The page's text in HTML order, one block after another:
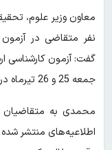
نفر متقاضی در آزمون
جمعه 25 و 26 تیرماه در سراسر کشور برگزار خواهد شد.
محمدی به متقاضیان
اطلاعیه‌های منتشر